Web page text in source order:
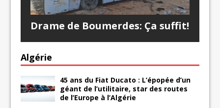
Drame de Boumerdes: Ça suffit!
Algérie
45 ans du Fiat Ducato : L’épopée d’un
géant de l’utilitaire, star des routes
de l’Europe à l’Algérie